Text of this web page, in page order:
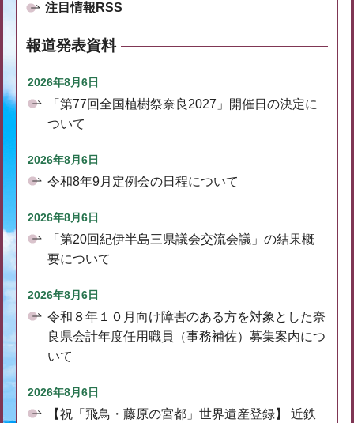
注目情報RSS
報道発表資料
2026年8月6日
「第77回全国植樹祭奈良2027」開催日の決定に
ついて
2026年8月6日
令和8年9月定例会の日程について
2026年8月6日
「第20回紀伊半島三県議会交流会議」の結果概
要について
2026年8月6日
令和８年１０月向け障害のある方を対象とした奈
良県会計年度任用職員（事務補佐）募集案内につ
いて
2026年8月6日
【祝「飛鳥・藤原の宮都」世界遺産登録】 近鉄